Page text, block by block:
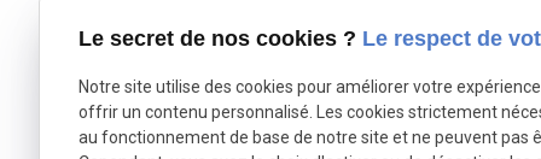
chauffage ! Contactez-nous dès maintenant sur CE
FORMULAIRE pour une intervention rapide et un devis
personnalisé. 04.91.09.55.80
installateur vous accompagne en clim et chauffage
autour d'Aix-en-Provence Votre installateur
chauffagiste AJJY CONCEPT est ravi de vous
présenter l'un de ses derniers chantiers en
Le secret de nos cookies ? Le respect de
Notre site utilise des cookies pour améliorer votre
offrir un contenu personnalisé. Les cookies strictement
au fonctionnement de base de notre site et ne peuvent pas